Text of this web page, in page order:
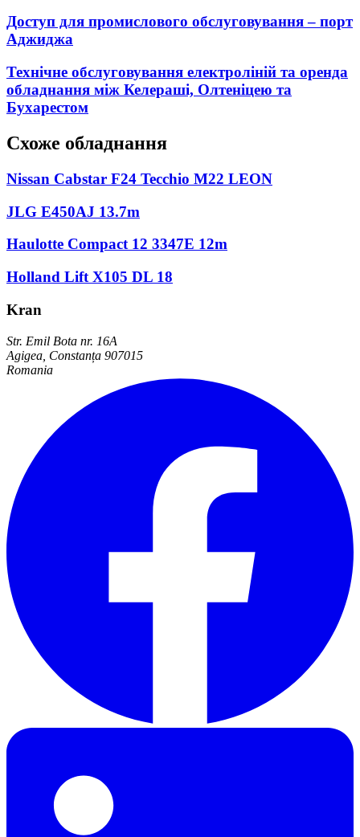
Доступ для промислового обслуговування – порт
Аджиджа
Технічне обслуговування електроліній та оренда
обладнання між Келераші, Олтеніцею та
Бухарестом
Схоже обладнання
Nissan Cabstar F24 Tecchio M22 LEON
JLG E450AJ 13.7m
Haulotte Compact 12 3347E 12m
Holland Lift X105 DL 18
Kran
Str. Emil Bota nr. 16A
Agigea, Constanța 907015
Romania